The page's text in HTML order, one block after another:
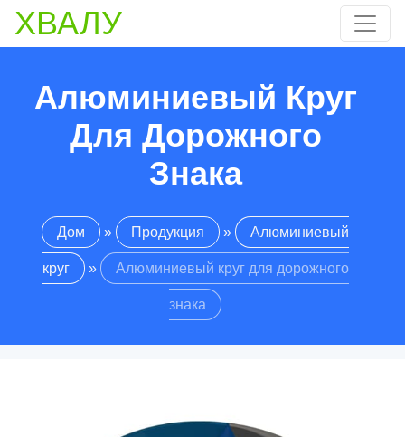
ХВАЛУ
Алюминиевый Круг
Для Дорожного
Знака
Дом » Продукция » Алюминиевый
круг » Алюминиевый круг для дорожного
знака